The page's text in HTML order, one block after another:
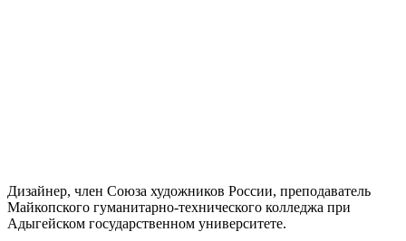
Дизайнер, член Союза художников России, преподаватель
Майкопского гуманитарно-технического колледжа при
Адыгейском государственном университете.